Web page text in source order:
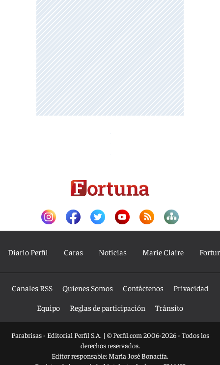
Diario Perfil Caras Noticias Marie Claire
Canales RSS Quienes Somos Contáctenos
Privacidad
Equipo
Reglas de participación Tránsito
Parabrisas - Editorial Perfil S.A. | © Perfil.com 2006-2026 - Todos los
derechos reservados.
Editor responsable: María José Bonacifa.